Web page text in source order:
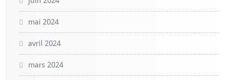
mai 2024
avril 2024
mars 2024